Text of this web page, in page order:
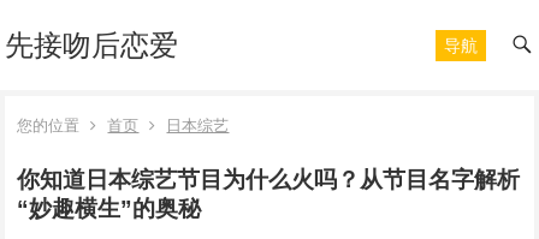
先接吻后恋爱 导航
您的位置 首页 日本综艺
你知道日本综艺节目为什么火吗？从节目名字解析
“妙趣横生”的奥秘